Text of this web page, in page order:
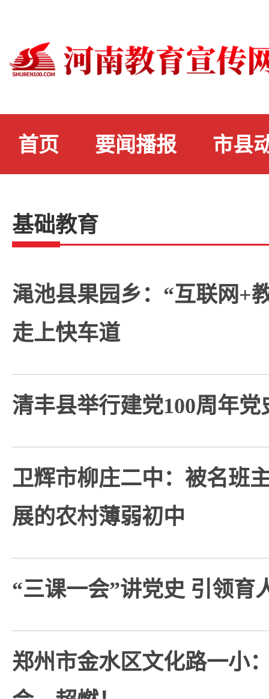
首页 要闻播报 市县
基础教育
渑池县果园乡：“互联网+
走上快车道
清丰县举行建党100周年
卫辉市柳庄二中：被名班
展的农村薄弱初中
“三课一会”讲党史 引领育
郑州市金水区文化路一小